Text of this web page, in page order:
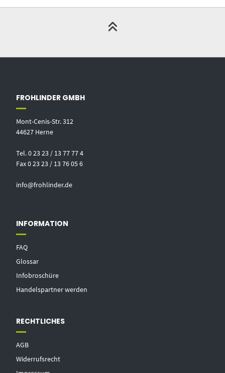
FROHLINDER GMBH
Mont-Cenis-Str. 312
44627 Herne
Tel. 0 23 23 / 13 77 77 4
Fax 0 23 23 / 13 76 05 6
info@frohlinder.de
INFORMATION
FAQ
Glossar
Infobroschüre
Handelspartner werden
RECHTLICHES
AGB
Widerrufsrecht